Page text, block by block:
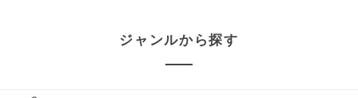
ジャンルから探す